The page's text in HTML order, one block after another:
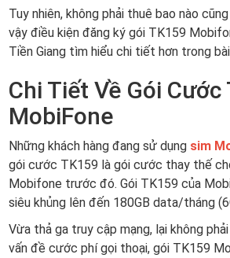
Tuy nhiên, không phải thuê bao nào
vậy điều kiện đăng ký gói TK159
Tiền Giang tìm hiểu chi tiết hơn trong
Chi Tiết Về Gói Cước
MobiFone
Những khách hàng đang sử dụng sim
gói cước TK159 là gói cước thay thế
Mobifone trước đó. Gói TK159 của
siêu khủng lên đến 180GB data/tháng
Vừa thả ga truy cập mạng, lại không
vấn đề cước phí gọi thoại, gói TK159